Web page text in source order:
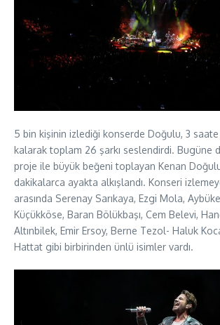
5 bin kişinin izlediği konserde Doğulu, 3 saate
kalarak toplam 26 şarkı seslendirdi. Bugüne
proje ile büyük beğeni toplayan Kenan
dakikalarca ayakta alkışlandı. Konseri
arasında Serenay Sarıkaya, Ezgi Mola,
Küçükköse, Baran Bölükbaşı, Cem Belevi,
Altınbilek, Emir Ersoy, Berne Tezol- Haluk
Hattat gibi birbirinden ünlü isimler vardı.